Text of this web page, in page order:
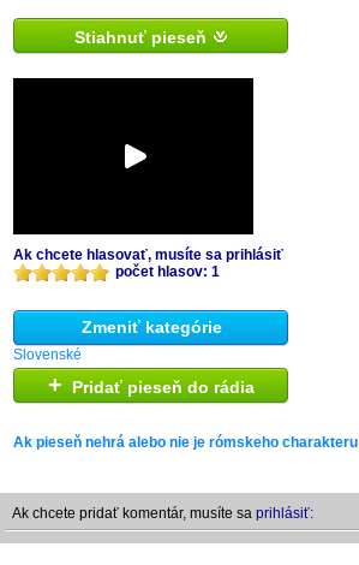
Stiahnuť pieseň
Ak chcete hlasovať, musíte sa prihlásiť
počet hlasov: 1
Zmeniť kategórie
Slovenské
+ Pridať pieseň do rádia
Ak pieseň nehrá alebo nie je rómskeho charakteru
Ak chcete pridať komentár, musíte sa prihlásiť: